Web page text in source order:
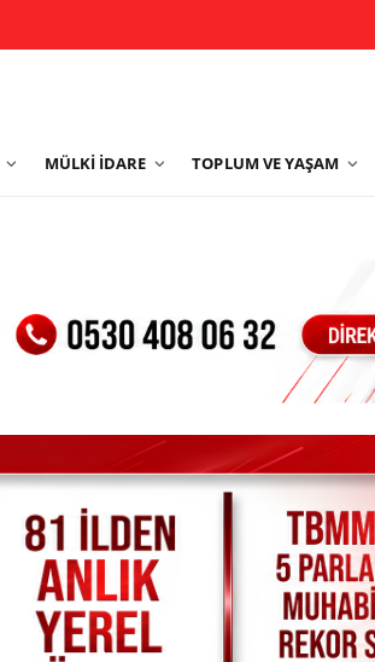
MÜLKI İDARE TOPLUM VE YAŞAM